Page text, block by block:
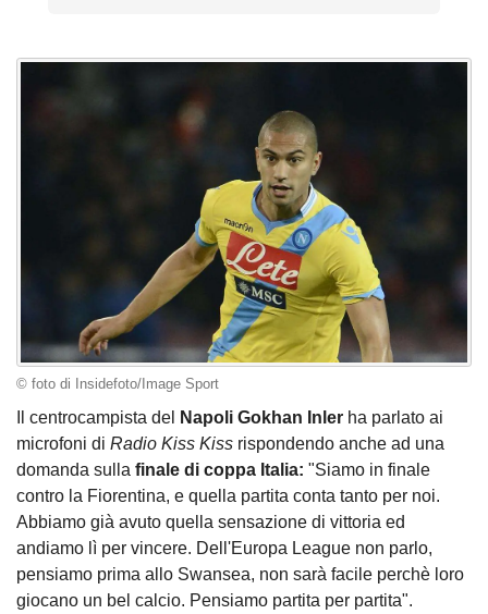
© foto di Insidefoto/Image Sport
Il centrocampista del Napoli Gokhan Inler ha parlato ai
microfoni di Radio Kiss Kiss rispondendo anche ad una
domanda sulla finale di coppa Italia: "Siamo in finale
contro la Fiorentina, e quella partita conta tanto per noi.
Abbiamo già avuto quella sensazione di vittoria ed
andiamo lì per vincere. Dell'Europa League non parlo,
pensiamo prima allo Swansea, non sarà facile perchè loro
giocano un bel calcio. Pensiamo partita per partita".